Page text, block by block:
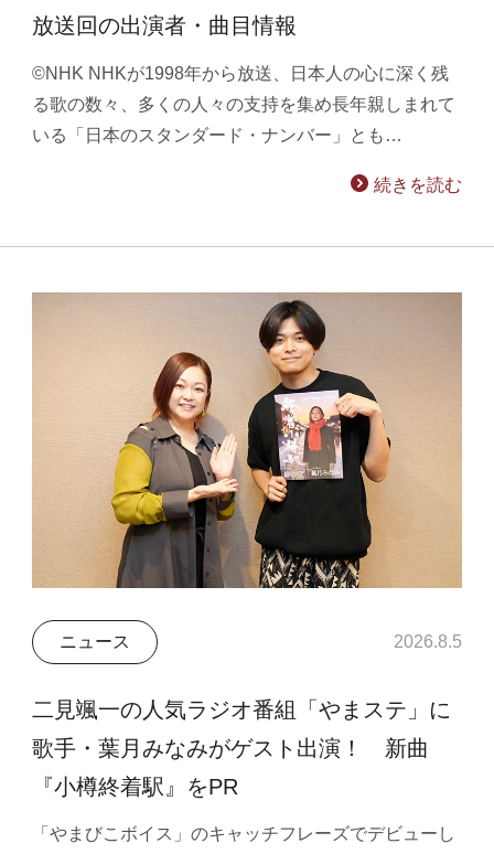
放送回の出演者・曲目情報
©NHK NHKが1998年から放送、日本人の心に深く残
る歌の数々、多くの人々の支持を集め長年親しまれて
いる「日本のスタンダード・ナンバー」とも…
続きを読む
ニュース 2026.8.5
二見颯一の人気ラジオ番組「やまステ」に
歌手・葉月みなみがゲスト出演！ 新曲
『小樽終着駅』をPR
「やまびこボイス」のキャッチフレーズでデビューし